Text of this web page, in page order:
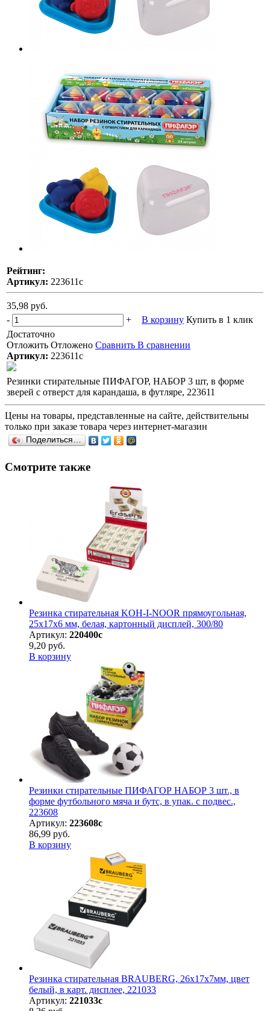
Рейтинг:
Артикул: 223611с
35,98 руб.
-
+ В корзину Купить в 1 клик
Достаточно
Отложить Отложено Сравнить В сравнении
Артикул: 223611с
Резинки стирательные ПИФАГОР, НАБОР 3 шт, в форме
зверей с отверст для карандаша, в футляре, 223611
Цены на товары, представленные на сайте, действительны
только при заказе товара через интернет-магазин
Поделиться…
Смотрите также
Резинка стирательная KOH-I-NOOR прямоугольная,
25х17х6 мм, белая, картонный дисплей, 300/80
Артикул: 220400с
9,20 руб.
В корзину
Резинки стирательные ПИФАГОР НАБОР 3 шт., в
форме футбольного мяча и бутс, в упак. с подвес.,
223608
Артикул: 223608с
86,99 руб.
В корзину
Резинка стирательная BRAUBERG, 26х17х7мм, цвет
белый, в карт. дисплее, 221033
Артикул: 221033с